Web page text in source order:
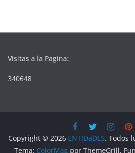
Visitas a la Pagina:
340648
Copyright © 2026 ENTIDaDES. Todos
Tema: ColorMagpor ThemeGrill.